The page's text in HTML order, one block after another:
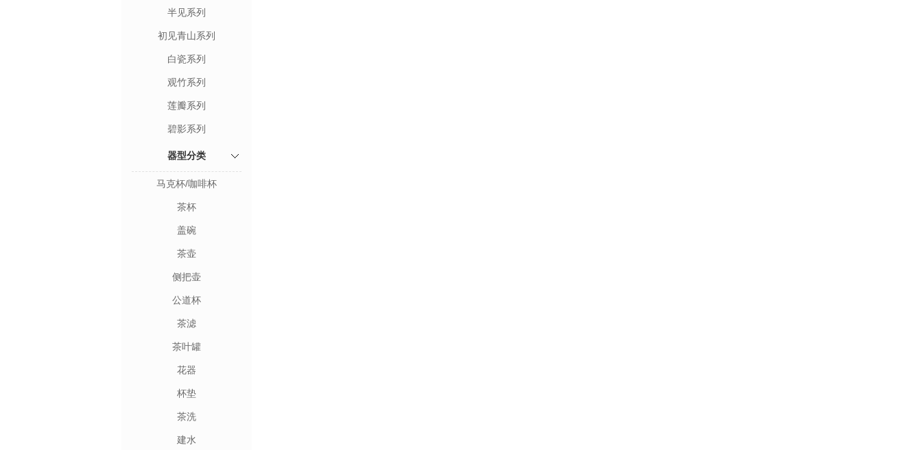
半见系列
初见青山系列
白瓷系列
观竹系列
莲瓣系列
碧影系列
器型分类
马克杯/咖啡杯
茶杯
盖碗
茶壶
侧把壶
公道杯
茶滤
茶叶罐
花器
杯垫
茶洗
建水